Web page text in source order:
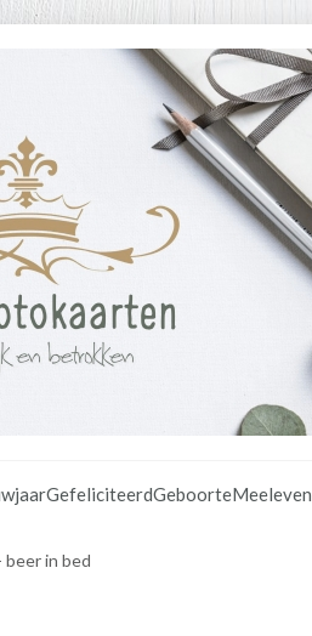
GefeliciteerdGeboorteMeeleven
beer in bed